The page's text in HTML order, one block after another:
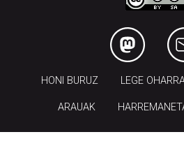
HONI BURUZ LEGE
ARAUAK